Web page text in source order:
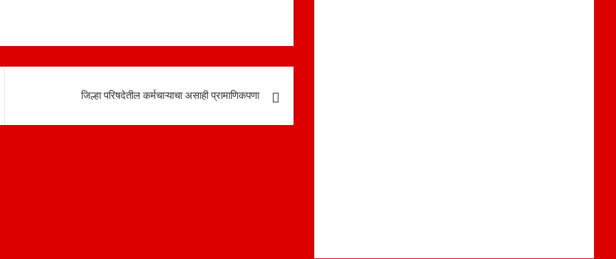
जिल्हा परिषदेतील कर्मचाऱ्याचा असाही प्रामाणिकपणा